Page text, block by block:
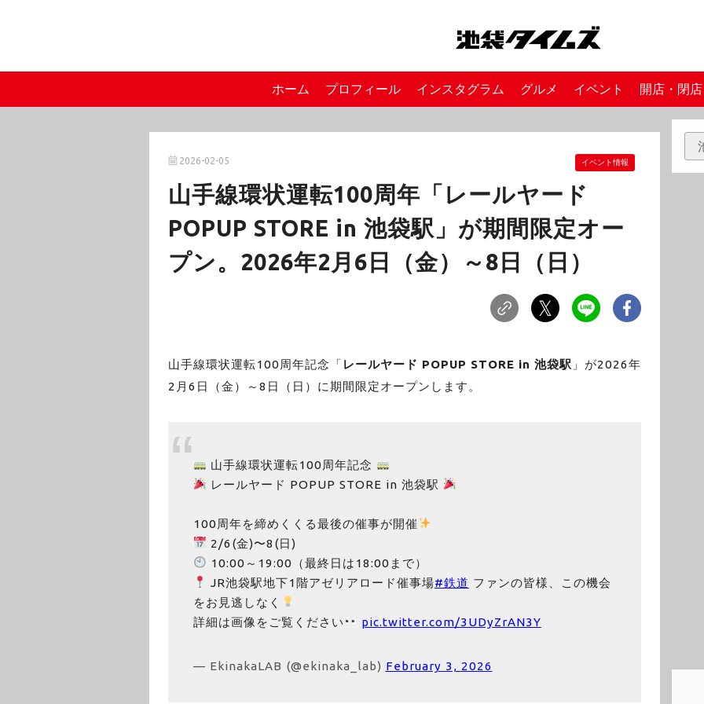
ホーム プロフィール インスタグラム グルメ イベント 開店・閉店
2026-02-05 イベント情報
山手線環状運転100周年「レールヤード
POPUP STORE in 池袋駅」が期間限定オー
プン。2026年2月6日（金）～8日（日）
山手線環状運転100周年記念「 レールヤード POPUP STORE in 池袋駅 」が2026年
2月6日（金）～8日（日）に期間限定オープンします。
山手線環状運転100周年記念
レールヤード POPUP STORE in 池袋駅
100周年を締めくくる最後の催事が開催
2/6(金)〜8(日)
10:00～19:00（最終日は18:00まで）
JR池袋駅地下1階アゼリアロード催事場#鉄道 ファンの皆様、この機会
をお見逃しなく
詳細は画像をご覧ください
pic.twitter.com/3UDyZrAN3Y
— EkinakaLAB (@ekinaka_lab) February 3, 2026